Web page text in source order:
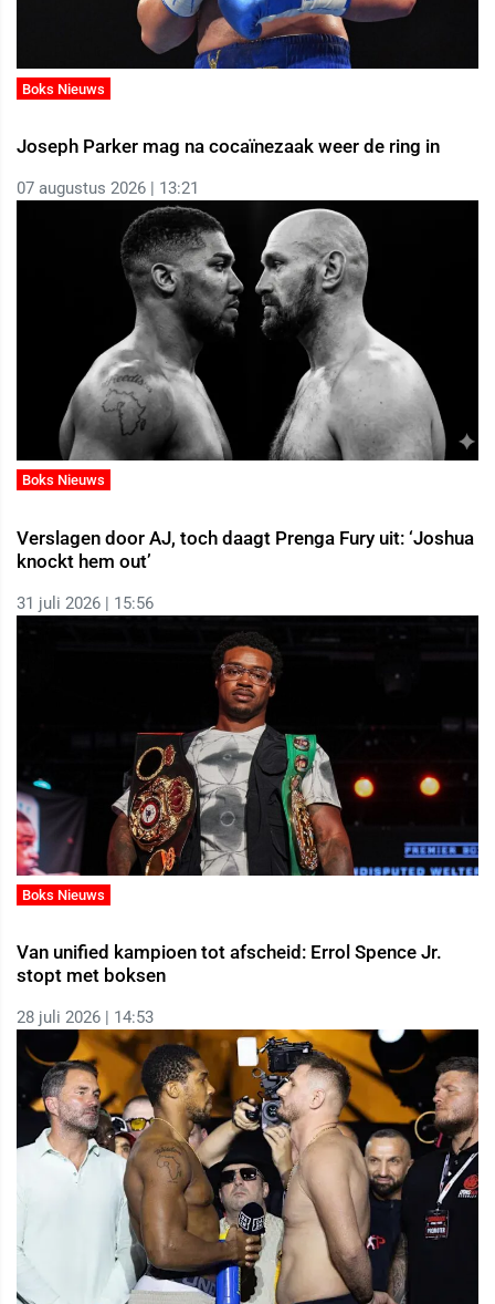
Boks Nieuws
Joseph Parker mag na cocaïnezaak weer de ring in
07 augustus 2026 | 13:21
Boks Nieuws
Verslagen door AJ, toch daagt Prenga Fury uit: ‘Joshua
knockt hem out’
31 juli 2026 | 15:56
Boks Nieuws
Van unified kampioen tot afscheid: Errol Spence Jr.
stopt met boksen
28 juli 2026 | 14:53